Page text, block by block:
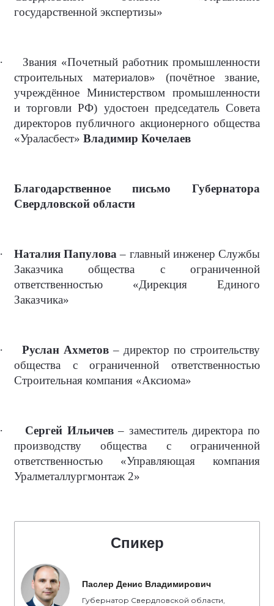
государственной экспертизы»
·
Звания «Почетный работник промышленности
строительных материалов» (почётное звание,
учреждённое Министерством промышленности
и торговли РФ) удостоен председатель Совета
директоров публичного акционерного общества
«Ураласбест» Владимир Кочелаев
Благодарственное письмо Губернатора
Свердловской области
· Наталия Папулова – главный инженер Службы
Заказчика общества с ограниченной
ответственностью «Дирекция Единого
Заказчика»
· Руслан Ахметов – директор по строительству
общества с ограниченной ответственностью
Строительная компания «Аксиома»
· Сергей Ильичев– заместитель директора по
производству общества с ограниченной
ответственностью «Управляющая компания
Уралметаллургмонтаж 2»
Спикер
Паслер Денис Владимирович
Губернатор Свердловской области,